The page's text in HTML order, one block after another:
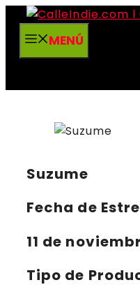
Saltar
contenidoMENÚ
Suzume
Fecha de
11 de
Tipo de